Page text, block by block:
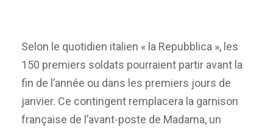
Selon le quotidien italien « la Repubblica », les
150 premiers soldats pourraient partir avant la
fin de l’année ou dans les premiers jours de
janvier. Ce contingent remplacera la garnison
française de l’avant-poste de Madama, un